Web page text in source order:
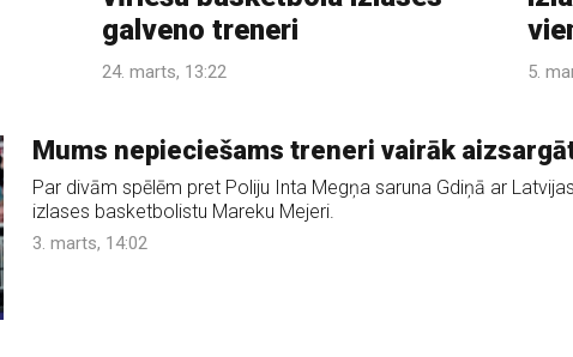
galveno treneri
24. marts, 13:22 5.
Mums nepieciešams treneri vairāk
Par divām spēlēm pret Poliju Inta Megņa saruna Gdiņā ar Latvijas
izlases basketbolistu Mareku Mejeri.
3. marts, 14:02